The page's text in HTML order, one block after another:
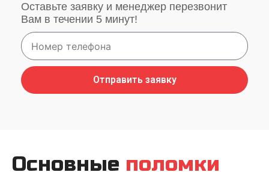
Оставьте заявку и менеджер перезвонит
Вам в течении 5 минут!
Отправить заявку
Основные поломки